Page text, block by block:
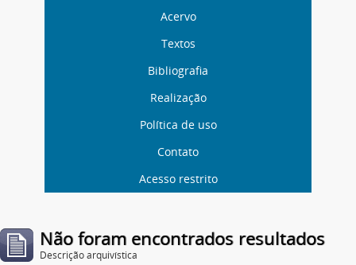
Acervo
Textos
Bibliografia
Realização
Política de uso
Contato
Acesso restrito
Não foram encontrados resultados
Descrição arquivística